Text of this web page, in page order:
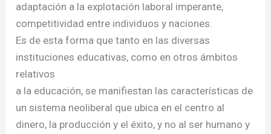
adaptación a la explotación laboral imperante,
competitividad entre individuos y naciones.
Es de esta forma que tanto en las diversas
instituciones educativas, como en otros ámbitos
relativos
a la educación, se manifiestan las características de
un sistema neoliberal que ubica en el centro al
dinero, la producción y el éxito, y no al ser humano y